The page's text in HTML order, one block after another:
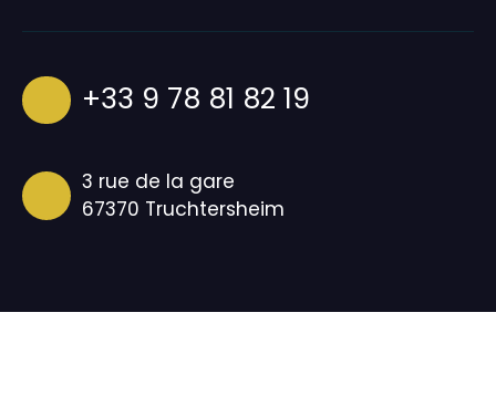
+33 9 78 81 82 19
3 rue de la gare
67370 Truchtersheim